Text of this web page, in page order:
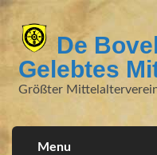
De
Gelebtes
Größter
Menu